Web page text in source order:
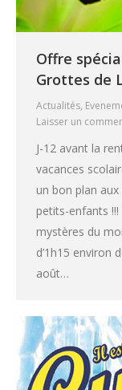
Offre
Grottes de
Actualités,
Laisser un
J-12 avant la
vacances
un bon plan
petits-enfants
mystères du
d’1h15 environ
août…